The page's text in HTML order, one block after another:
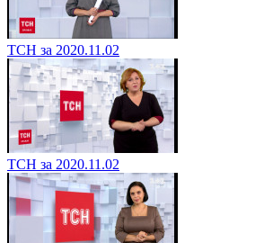
ТСН за 2020.11.02
ТСН за 2020.11.02